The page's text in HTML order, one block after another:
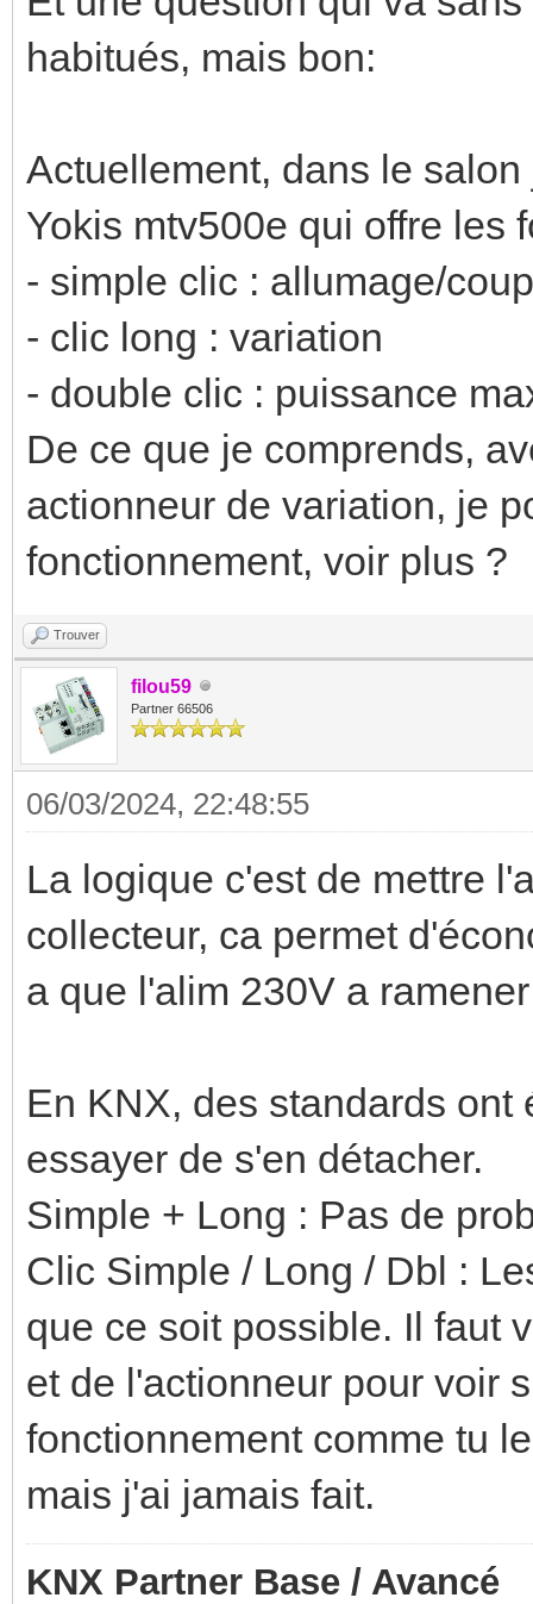
habitués, mais bon:
Actuellement, dans le
Yokis mtv500e qui offre les
- simple clic : allumage/
- clic long : variation
- double clic : puissance
De ce que je comprends,
actionneur de variation, je
fonctionnement, voir plus ?
Trouver
filou59
Partner 66506
06/03/2024, 22:48:55
La logique c'est de mettre
collecteur, ca permet
a que l'alim 230V a
En KNX, des standards
essayer de s'en détacher.
Simple + Long : Pas de
Clic Simple / Long / Dbl :
que ce soit possible. Il faut
et de l'actionneur pour voir
fonctionnement comme tu
mais j'ai jamais fait.
KNX Partner Base / Avancé